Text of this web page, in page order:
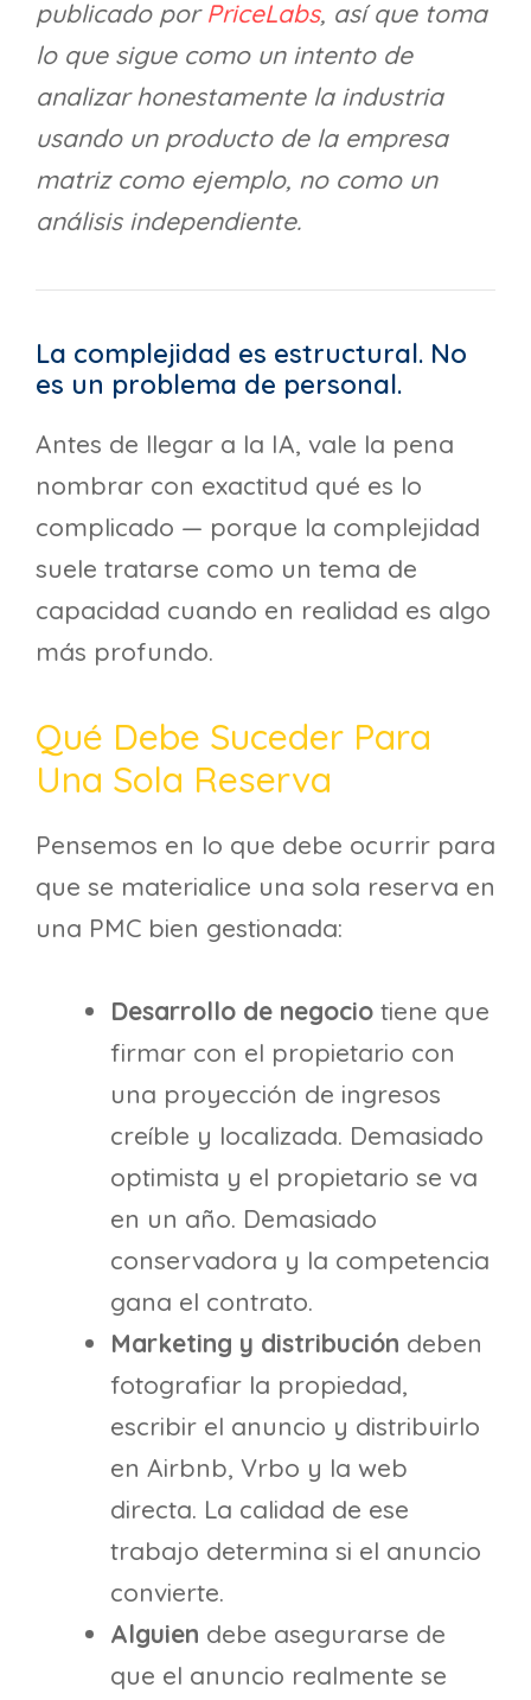
publicado porPriceLabs, así que toma
lo que sigue como un intento de
analizar honestamente la industria
usando un producto de la empresa
matriz como ejemplo, no como un
análisis independiente.
La complejidad es estructural. No
es un problema de personal.
Antes de llegar a la IA, vale la pena
nombrar con exactitud qué es lo
complicado — porque la complejidad
suele tratarse como un tema de
capacidad cuando en realidad es algo
más profundo.
Qué Debe Suceder Para
Una Sola Reserva
Pensemos en lo que debe ocurrir para
que se materialice una sola reserva en
una PMC bien gestionada:
Desarrollo de negocio tiene que
firmar con el propietario con
una proyección de ingresos
creíble y localizada. Demasiado
optimista y el propietario se va
en un año. Demasiado
conservadora y la competencia
gana el contrato.
Marketing y distribución deben
fotografiar la propiedad,
escribir el anuncio y distribuirlo
en Airbnb, Vrbo y la web
directa. La calidad de ese
trabajo determina si el anuncio
convierte.
Alguien debe asegurarse de
que el anuncio realmente se